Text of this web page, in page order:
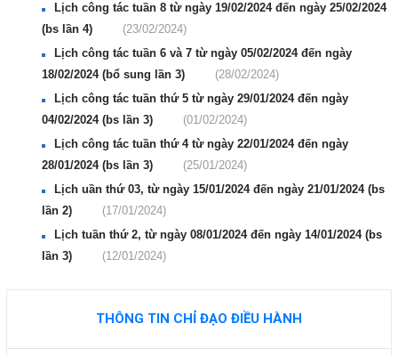
Lịch công tác tuần 8 từ ngày 19/02/2024 đến ngày 25/02/2024
(bs lần 4)
(23/02/2024)
Lịch công tác tuần 6 và 7 từ ngày 05/02/2024 đến ngày
18/02/2024 (bổ sung lần 3)
(28/02/2024)
Lịch công tác tuần thứ 5 từ ngày 29/01/2024 đến ngày
04/02/2024 (bs lần 3)
(01/02/2024)
Lịch công tác tuần thứ 4 từ ngày 22/01/2024 đến ngày
28/01/2024 (bs lần 3)
(25/01/2024)
Lịch uần thứ 03, từ ngày 15/01/2024 đến ngày 21/01/2024 (bs
lần 2)
(17/01/2024)
Lịch tuần thứ 2, từ ngày 08/01/2024 đến ngày 14/01/2024 (bs
lần 3)
(12/01/2024)
THÔNG TIN CHỈ ĐẠO ĐIỀU HÀNH